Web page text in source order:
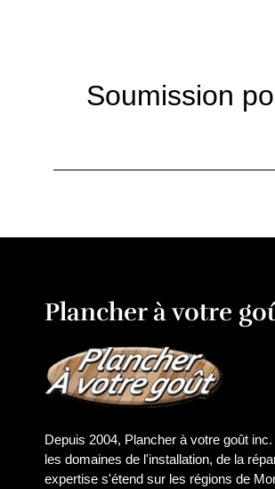
Soumission
Plancher à votre
Depuis 2004, Plancher à votre goût
les domaines de l'installation, de la
expertise s'étend sur les régions de